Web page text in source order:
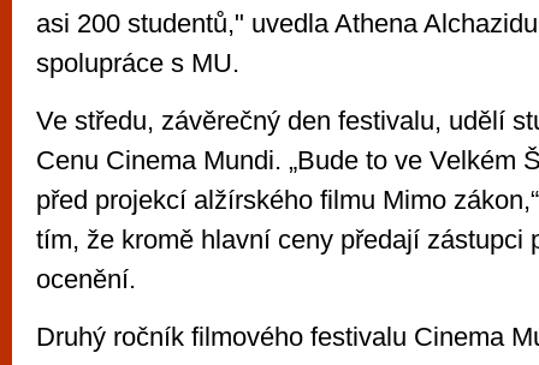
asi 200 studentů," uvedla Athena
spolupráce s MU.
Ve středu, závěrečný den festivalu, udělí
Cenu Cinema Mundi. „Bude to ve Velkém
před projekcí alžírského filmu Mimo
tím, že kromě hlavní ceny předají zástupci
ocenění.
Druhý ročník filmového festivalu Cinema